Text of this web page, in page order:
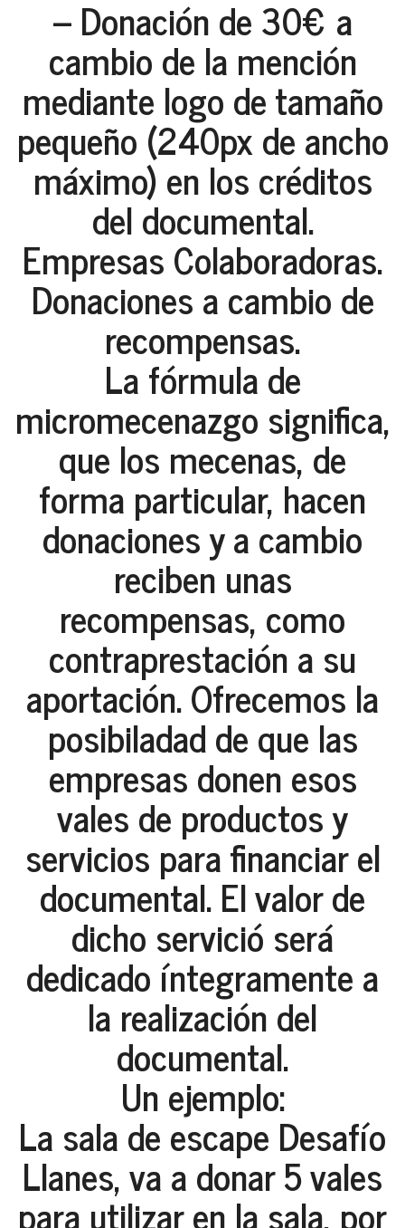
– Donación de 30€ a
cambio de la mención
mediante logo de tamaño
pequeño (240px de ancho
máximo) en los créditos
del documental.
Empresas Colaboradoras.
Donaciones a cambio de
recompensas.
La fórmula de
micromecenazgo significa,
que los mecenas, de
forma particular, hacen
donaciones y a cambio
reciben unas
recompensas, como
contraprestación a su
aportación. Ofrecemos la
posibiladad de que las
empresas donen esos
vales de productos y
servicios para financiar el
documental. El valor de
dicho servició será
dedicado íntegramente a
la realización del
documental.
Un ejemplo:
La sala de escape Desafío
Llanes, va a donar 5 vales
para utilizar en la sala, por